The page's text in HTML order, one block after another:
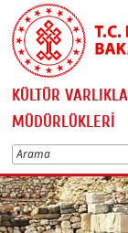
KÜLTÜR
MÜDÜRLÜKLERİ